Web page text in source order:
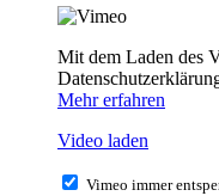
Mit dem Laden des
Mehr erfahren
Video laden
Vimeo immer